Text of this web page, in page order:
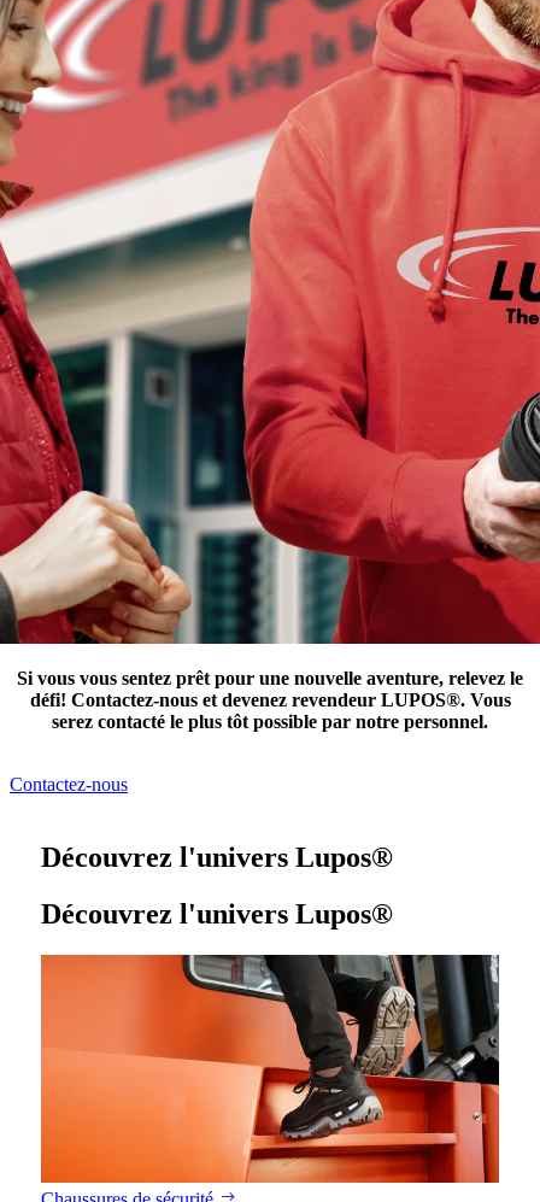
Si vous vous sentez prêt pour une nouvelle aventure, relevez le
défi! Contactez-nous et devenez revendeur LUPOS®. Vous
serez contacté le plus tôt possible par notre personnel.
Contactez-nous
Découvrez l'univers Lupos®
Découvrez l'univers Lupos®